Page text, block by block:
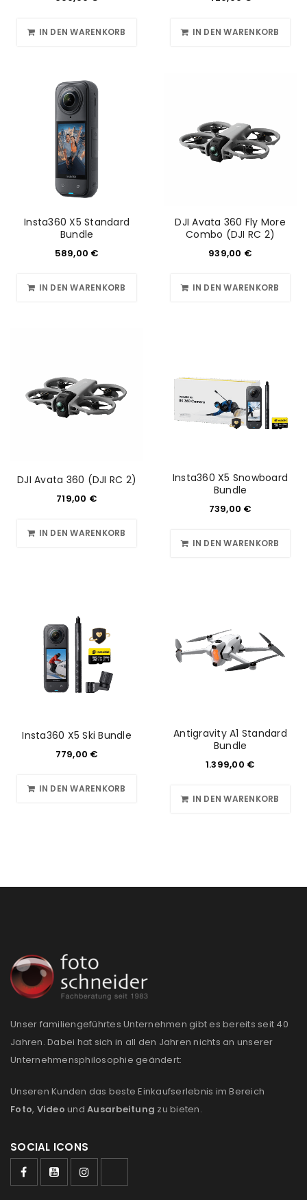
ANMELDEN
PASSWORT VERGESSEN?
REGISTRIEREN
E-Mail-Adresse
deine E-Mail-Adresse gesendet.
Ich stimme zu
IN DEN WARENKORB IN DEN WARENKORB
Insta360 X5 Standard
Bundle
589,00 €
IN DEN WARENKORB
DJI Avata 360 Fly More
Combo (DJI RC 2)
939,00 €
IN DEN WARENKORB
DJI Avata 360 (DJI RC 2)
719,00 €
IN DEN WARENKORB
Insta360 X5 Snowboard
Bundle
739,00 €
IN DEN WARENKORB
Insta360 X5 Ski Bundle
779,00 €
IN DEN WARENKORB
Antigravity A1 Standard
Bundle
1.399,00 €
IN DEN WARENKORB
Unser familiengeführtes Unternehmen gibt es bereits seit 40
Jahren. Dabei hat sich in all den Jahren nichts an unserer
Unternehmensphilosophie geändert:
Unseren Kunden das beste Einkaufserlebnis im Bereich
Foto, Video und Ausarbeitung zu bieten.
SOCIAL ICONS